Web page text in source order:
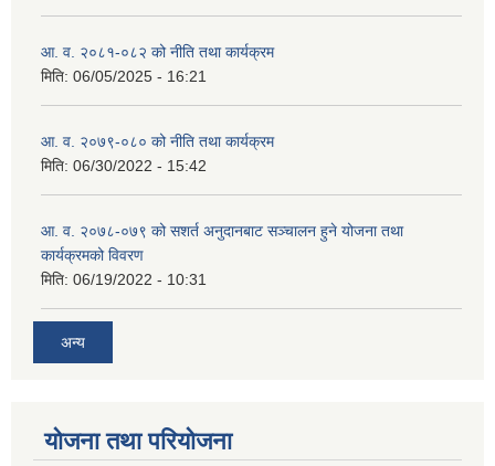
आ. व. २०८१-०८२ को नीति तथा कार्यक्रम
मिति: 06/05/2025 - 16:21
आ. व. २०७९-०८० को नीति तथा कार्यक्रम
मिति: 06/30/2022 - 15:42
आ. व. २०७८-०७९ को सशर्त अनुदानबाट सञ्चालन हुने योजना तथा
कार्यक्रमको विवरण
मिति: 06/19/2022 - 10:31
अन्य
योजना तथा परियोजना